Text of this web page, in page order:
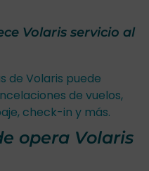
Volaris servicio al
de Volaris puede
de vuelos,
check-in y más.
opera Volaris